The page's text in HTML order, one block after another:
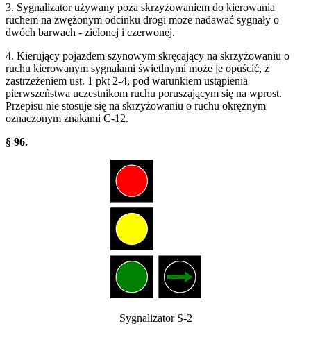
3. Sygnalizator używany poza skrzyżowaniem do kierowania
ruchem na zwężonym odcinku drogi może nadawać sygnały o
dwóch barwach - zielonej i czerwonej.
4. Kierujący pojazdem szynowym skręcający na skrzyżowaniu o
ruchu kierowanym sygnałami świetlnymi może je opuścić, z
zastrzeżeniem ust. 1 pkt 2-4, pod warunkiem ustąpienia
pierwszeństwa uczestnikom ruchu poruszającym się na wprost.
Przepisu nie stosuje się na skrzyżowaniu o ruchu okrężnym
oznaczonym znakami C-12.
§ 96.
Sygnalizator S-2